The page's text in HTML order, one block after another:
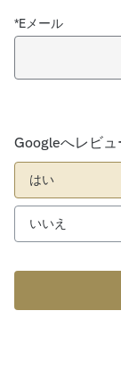
*Eメール
Googleへレビ
はい
いいえ